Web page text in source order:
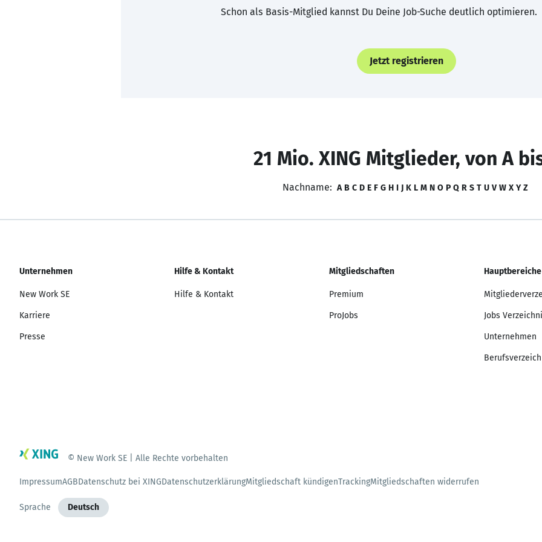
Schon als Basis-Mitglied kannst Du Deine Job-Suche deutlich optimieren.
Jetzt registrieren
21 Mio. XING Mitglieder, von A
Nachname: A B C D E F G H I J K L M N O P Q R S T U V W X Y Z
Unternehmen
New Work SE
Karriere
Presse
Hilfe & Kontakt
Hilfe & Kontakt
Mitgliedschaften
Premium
ProJobs
Hauptbereiche
Jobs
Unternehmen
© New Work SE | Alle Rechte vorbehalten
ImpressumAGBDatenschutz bei XINGDatenschutzerklärungMitgliedschaft kündigenTrackingMitgliedschaften widerrufen
Sprache Deutsch